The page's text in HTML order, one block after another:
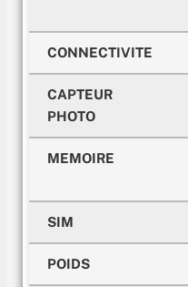
CONNECTIVITE
CAPTEUR
PHOTO
MEMOIRE
SIM
POIDS